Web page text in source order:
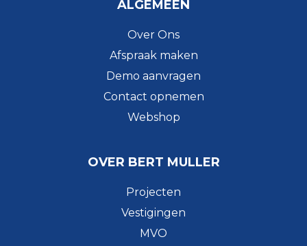
ALGEMEEN
Over Ons
Afspraak maken
Demo aanvragen
Contact opnemen
Webshop
OVER BERT MULLER
Projecten
Vestigingen
MVO